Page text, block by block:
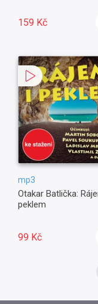
159 Kč
mp3
Otakar Batlička:
peklem
99 Kč